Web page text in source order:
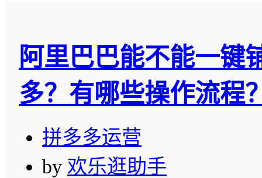
阿里巴巴能不能一键
多？有哪些操作流程
拼多多运营
by 欢乐逛助手